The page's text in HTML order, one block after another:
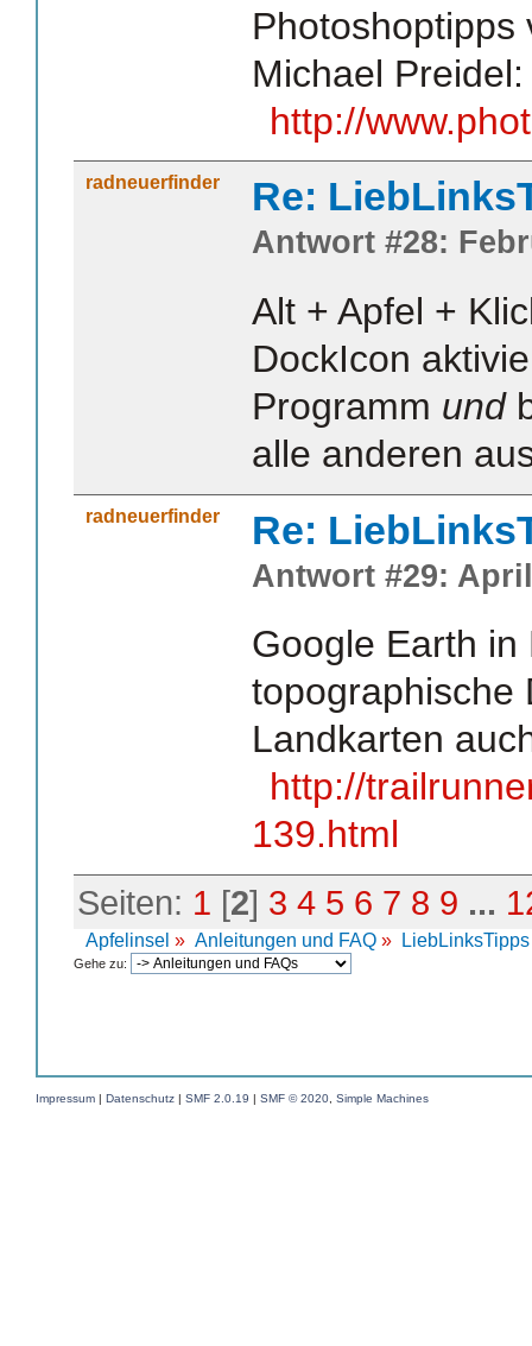
Photoshoptipps
Michael Preidel:
http://
radneuerfinder Re:
Antwort #28:
Alt + Apfel +
DockIcon
Programm und
alle anderen
radneuerfinder Re:
Antwort #29:
Google Earth
topographische
Landkarten
http://
139.html
Seiten: 1 [2] 3 4 5 6 7 8 9 ...
Apfelinsel » Anleitungen und FAQ » LiebLinksTipps
Gehe zu:
Impressum | Datenschutz | SMF 2.0.19 | SMF © 2020 Simple Machines